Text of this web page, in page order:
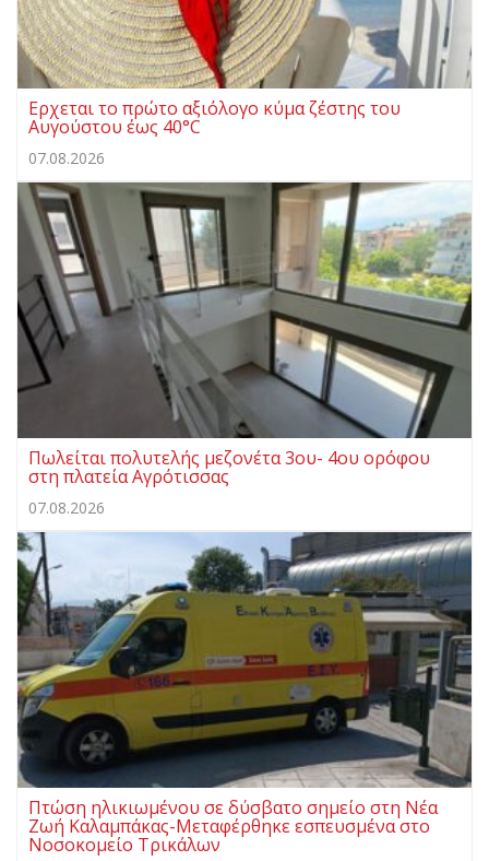
Ερχεται το πρώτο αξιόλογο κύμα ζέστης του
Αυγούστου έως 40°C
07.08.2026
Πωλείται πολυτελής μεζονέτα 3ου- 4ου ορόφου
στη πλατεία Αγρότισσας
07.08.2026
Πτώση ηλικιωμένου σε δύσβατο σημείο στη Νέα
Ζωή Καλαμπάκας-Μεταφέρθηκε εσπευσμένα στο
Νοσοκομείο Τρικάλων